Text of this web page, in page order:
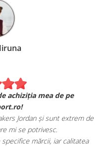
achiziția mea de pe
Jordan și sunt extrem de
mi se potrivesc.
mărcii, iar calitatea